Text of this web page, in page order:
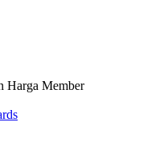
Harga Member